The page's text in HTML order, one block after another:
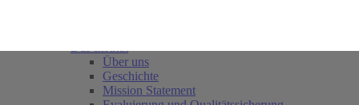
Über uns
Geschichte
Mission Statement